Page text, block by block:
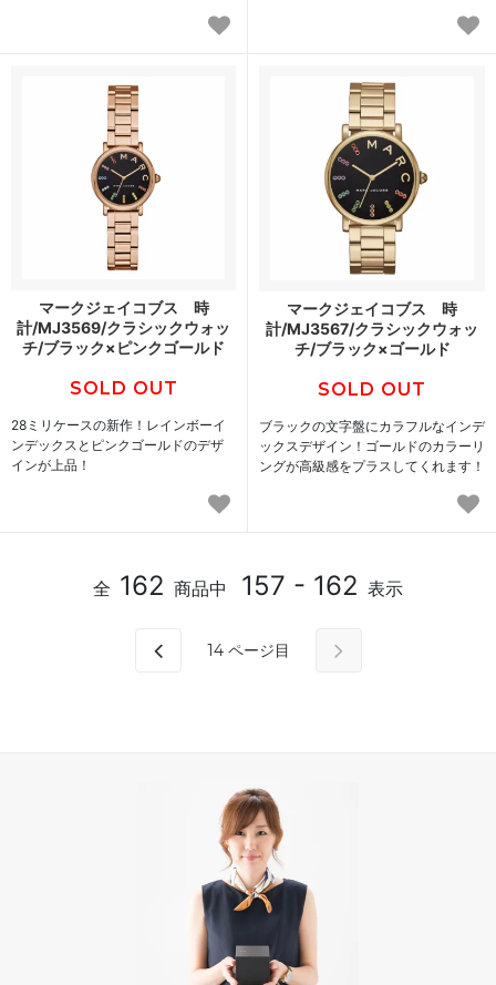
マークジェイコブス 時
計/MJ3569/クラシックウォッ
チ/ブラック×ピンクゴールド
SOLD OUT
28ミリケースの新作！レインボーイ
ンデックスとピンクゴールドのデザ
インが上品！
マークジェイコブス 時
計/MJ3567/クラシックウォッ
チ/ブラック×ゴールド
SOLD OUT
ブラックの文字盤にカラフルなインデ
ックスデザイン！ゴールドのカラーリ
ングが高級感をプラスしてくれます！
全 162 商品中 157 - 162 表示
14 ページ目